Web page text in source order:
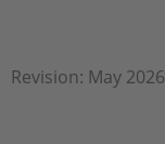
Revision: May 2026